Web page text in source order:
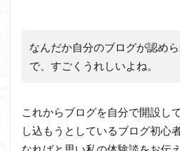
なんだか自分のブログが認め
で、すごくうれしいよね。
これからブログを自分で開設して
し込もうとしているブログ初心